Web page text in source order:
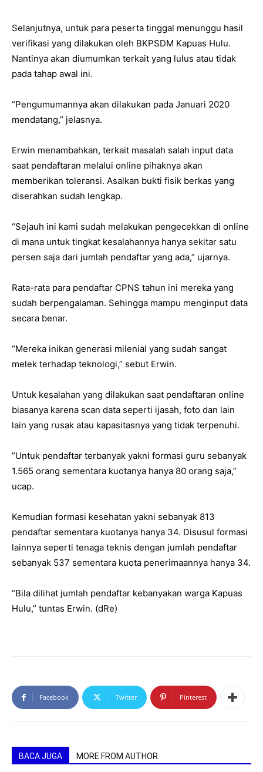
Selanjutnya, untuk para peserta tinggal menunggu hasil
verifikasi yang dilakukan oleh BKPSDM Kapuas Hulu.
Nantinya akan diumumkan terkait yang lulus atau tidak
pada tahap awal ini.
“Pengumumannya akan dilakukan pada Januari 2020
mendatang,” jelasnya.
Erwin menambahkan, terkait masalah salah input data
saat pendaftaran melalui online pihaknya akan
memberikan toleransi. Asalkan bukti fisik berkas yang
diserahkan sudah lengkap.
“Sejauh ini kami sudah melakukan pengecekkan di online
di mana untuk tingkat kesalahannya hanya sekitar satu
persen saja dari jumlah pendaftar yang ada,” ujarnya.
Rata-rata para pendaftar CPNS tahun ini mereka yang
sudah berpengalaman. Sehingga mampu menginput data
secara benar.
“Mereka inikan generasi milenial yang sudah sangat
melek terhadap teknologi,” sebut Erwin.
Untuk kesalahan yang dilakukan saat pendaftaran online
biasanya karena scan data seperti ijasah, foto dan lain
lain yang rusak atau kapasitasnya yang tidak terpenuhi.
”Untuk pendaftar terbanyak yakni formasi guru sebanyak
1.565 orang sementara kuotanya hanya 80 orang saja,”
ucap.
Kemudian formasi kesehatan yakni sebanyak 813
pendaftar sementara kuotanya hanya 34. Disusul formasi
lainnya seperti tenaga teknis dengan jumlah pendaftar
sebanyak 537 sementara kuota penerimaannya hanya 34.
“Bila dilihat jumlah pendaftar kebanyakan warga Kapuas
Hulu,” tuntas Erwin. (dRe)
Facebook Twitter Pinterest
BACA JUGA MORE FROM AUTHOR